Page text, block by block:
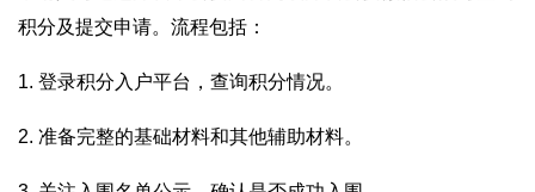
积分及提交申请。流程包括：
1. 登录积分入户平台，查询积分情况。
2. 准备完整的基础材料和其他辅助材料。